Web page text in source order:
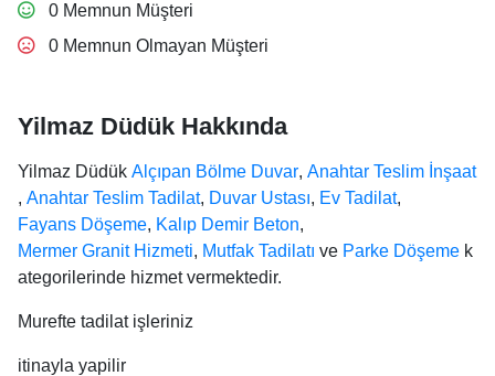
0 Memnun Müşteri
0 Memnun Olmayan Müşteri
Yilmaz Düdük Hakkında
Yilmaz Düdük Alçıpan Bölme Duvar, Anahtar Teslim İnşaat
, Anahtar Teslim Tadilat, Duvar Ustası, Ev Tadilat,
Fayans Döşeme, Kalıp Demir Beton,
Mermer Granit Hizmeti, Mutfak Tadilatı ve Parke Döşeme k
ategorilerinde hizmet vermektedir.
Murefte tadilat işleriniz
itinayla yapilir